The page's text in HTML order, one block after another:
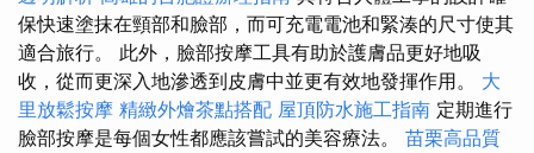
保快速塗抹在頸部和臉部，而可充電電池和緊湊的尺寸使其
適合旅行。 此外，臉部按摩工具有助於護膚品更好地吸
收，從而更深入地滲透到皮膚中並更有效地發揮作用。 大
里放鬆按摩 精緻外燴茶點搭配 屋頂防水施工指南 定期進行
臉部按摩是每個女性都應該嘗試的美容療法。 苗栗高品質